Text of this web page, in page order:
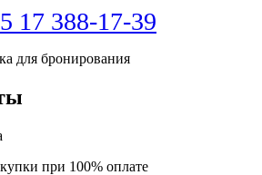
17 388-17-39
для бронирования
при 100% оплате